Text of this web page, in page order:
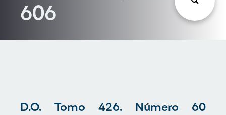
606
D.O. Tomo 426. Número 60